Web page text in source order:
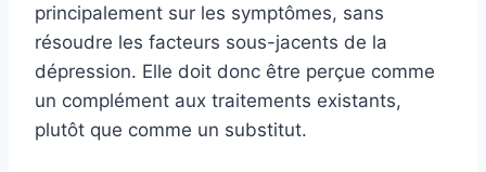
principalement sur les symptômes, sans
résoudre les facteurs sous-jacents de la
dépression. Elle doit donc être perçue comme
un complément aux traitements existants,
plutôt que comme un substitut.